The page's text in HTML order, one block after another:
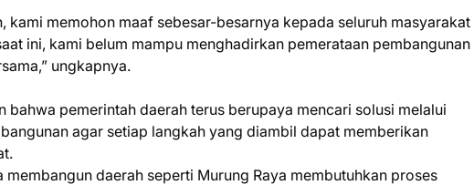
kami memohon maaf sebesar-besarnya kepada seluruh masyarakat
ini, kami belum mampu menghadirkan pemerataan pembangunan
ungkapnya.
bahwa pemerintah daerah terus berupaya mencari solusi melalui
agar setiap langkah yang diambil dapat memberikan
membangun daerah seperti Murung Raya membutuhkan proses